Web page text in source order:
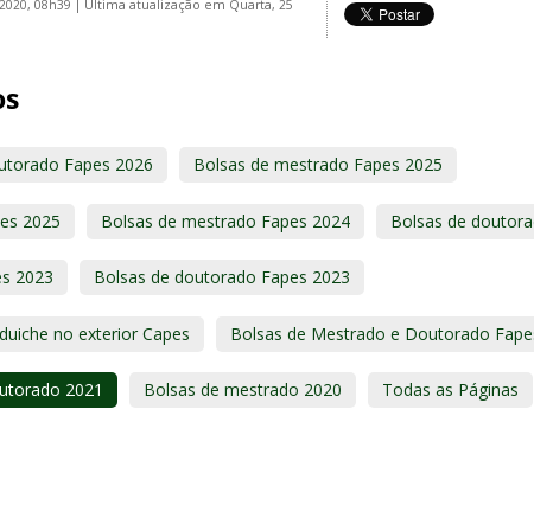
08h39 | Última atualização em Quarta, 25
Fapes 2026 Bolsas de mestrado Fapes 2025
2025 Bolsas de mestrado Fapes 2024 Bolsas de
2023 Bolsas de doutorado Fapes 2023
no exterior Capes Bolsas de Mestrado e Doutorado
2021 Bolsas de mestrado 2020 Todas as Páginas